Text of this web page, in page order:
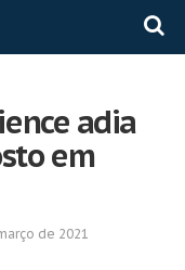
adia
em
de 2021